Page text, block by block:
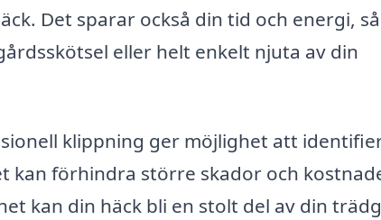
Det sparar också din tid och energi,
eller helt enkelt njuta av din
klippning ger möjlighet att
kan förhindra större skador och
kan din häck bli en stolt del av din